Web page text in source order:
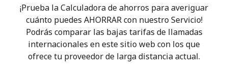
¡Prueba la Calculadora de ahorros para averiguar
cuánto puedes AHORRAR con nuestro Servicio!
Podrás comparar las bajas tarifas de llamadas
internacionales en este sitio web con los que
ofrece tu proveedor de larga distancia actual.